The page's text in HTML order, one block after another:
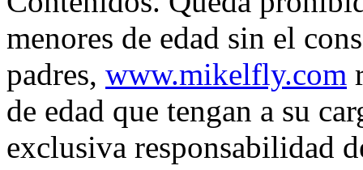
menores de edad sin el
padres, www.mikelfly.com
de edad que tengan a su
exclusiva responsabilidad